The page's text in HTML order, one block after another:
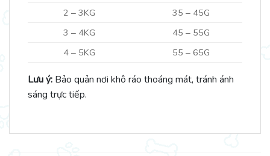
2 ‒ 3KG
35 ‒ 45G
3 ‒ 4KG
45 ‒ 55G
4 ‒ 5KG
55 ‒ 65G
Lưu ý: Bảo quản nơi khô ráo thoáng mát, tránh ánh
sáng trực tiếp.